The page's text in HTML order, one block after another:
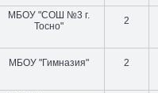
МБОУ "СОШ №3 г.
Тосно"
2
МБОУ "Гимназия" 2